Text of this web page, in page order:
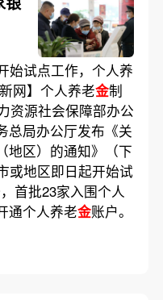
始试点工作，个人养
网】个人养老金制
资源社会保障部办公
总局办公厅发布《关
地区）的通知》（下
或地区即日起开始试
首批23家入围个人
通个人养老金账户。